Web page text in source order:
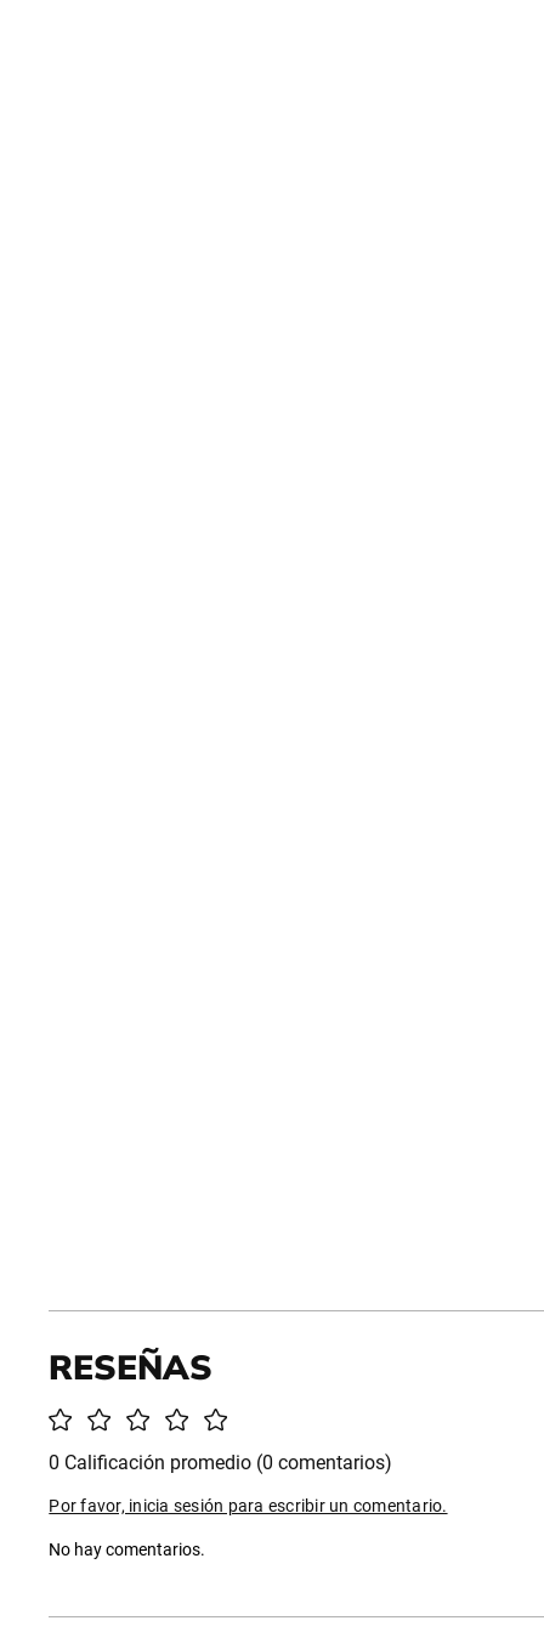
0 Calificación promedio (0 comentarios)
Por favor, inicia sesión para escribir un comentario.
No hay comentarios.